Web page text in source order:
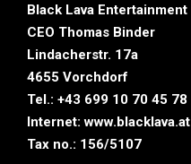
Black Lava Entertainment
CEO Thomas Binder
Lindacherstr. 17a
4655 Vorchdorf
Tel.: +43 699 10 70 45 78
Internet: www.blacklava.at
Tax no.: 156/5107